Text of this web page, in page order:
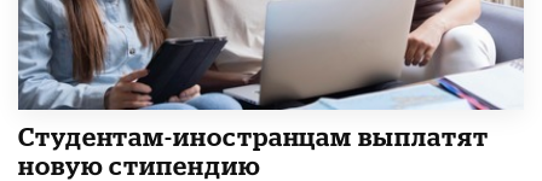
Студентам-иностранцам выплатят
новую стипендию